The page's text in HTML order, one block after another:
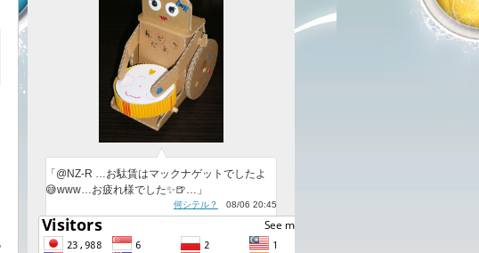
「@NZ-R …お駄賃はマックナゲットでしたよ
😅www…お疲れ様でした✨️🍺…」
何シテル？ 08/06 20:45